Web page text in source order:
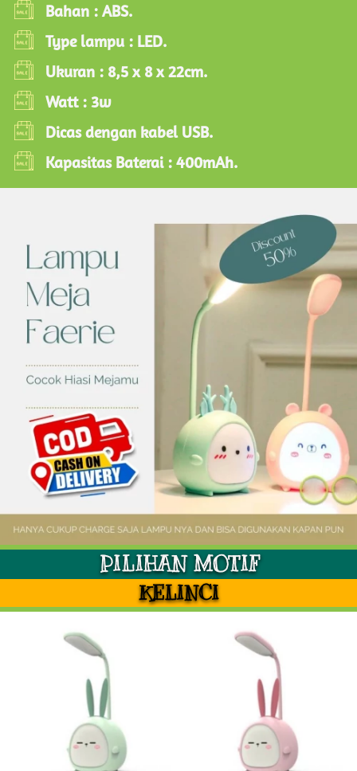
Bahan : ABS.
Type lampu : LED.
Ukuran : 8,5 x 8 x 22cm.
Watt : 3w
Dicas dengan kabel USB.
Kapasitas Baterai : 400mAh.
PILIHAN MOTIF
KELINCI